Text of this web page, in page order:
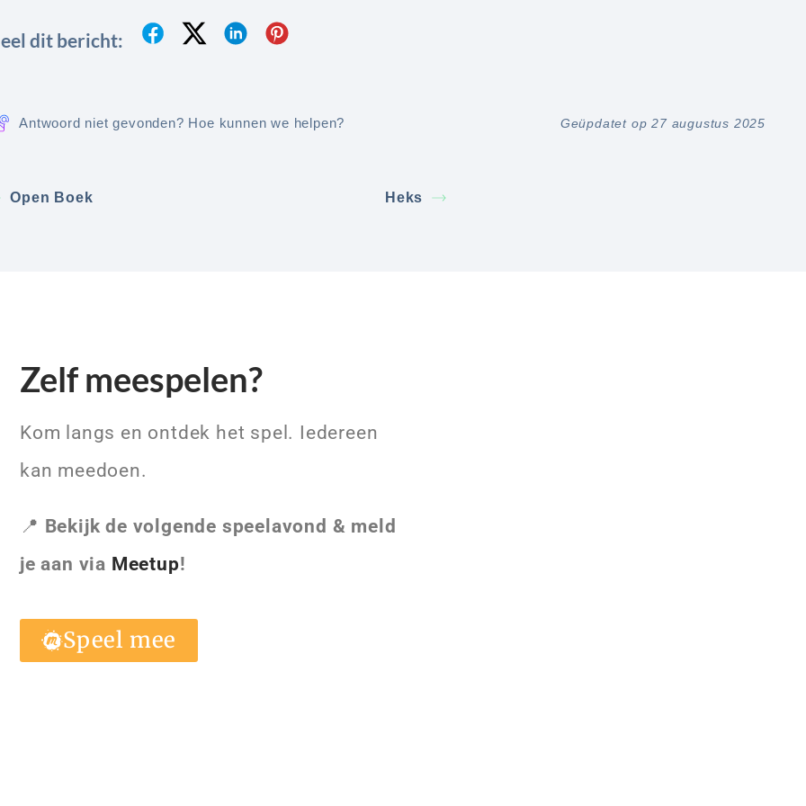
dit bericht:
Antwoord niet gevonden? Hoe kunnen we helpen? Geüpdatet op 27 augustus 2025
Open Boek Heks
Zelf meespelen?
Kom langs en ontdek het spel. Iedereen
kan meedoen.
📍 Bekijk de volgende speelavond & meld
je aan via Meetup!
Speel mee